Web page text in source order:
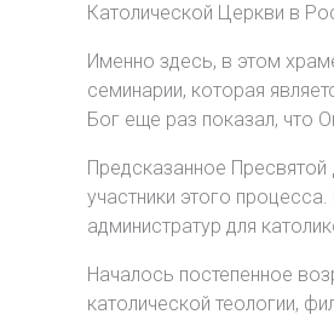
Католической Церкви в
Именно здесь, в этом
семинарии, которая
Бог еще раз показал, что
Предсказанное
участники этого
администратур для
Началось постепенное
католической теологии,